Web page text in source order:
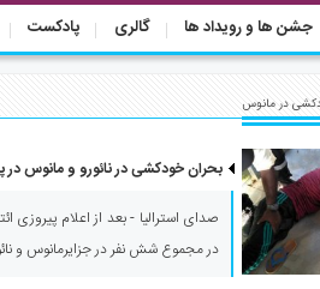
جشن ها و رویداد ها گالری پادکست
در مانوس
بحران خودکشی در نائورو و مانوس در
صدای استرالیا - بعد از اعلام پیروزی
در مجموع شش نفر در جزایرمانوس و